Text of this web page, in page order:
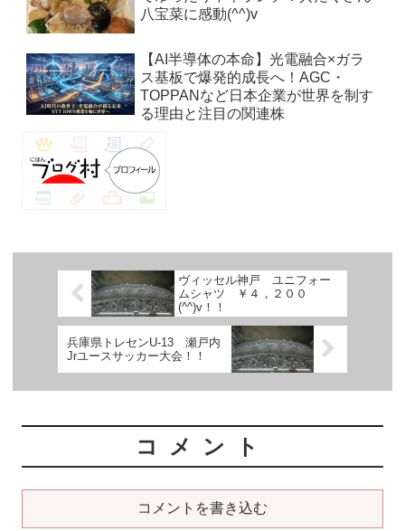
八宝菜に感動(^^)v
【AI半導体の本命】光電融合×ガラ
ス基板で爆発的成長へ！AGC・
TOPPANなど日本企業が世界を制す
る理由と注目の関連株
ヴィッセル神戸 ユニフォー
ムシャツ ￥４，２００
(^^)v！！
兵庫県トレセンU-13 瀬戸内
Jrユースサッカー大会！！
コメント
コメントを書き込む